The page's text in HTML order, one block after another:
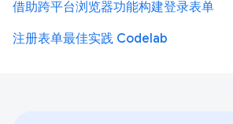
借助跨平台浏览器功能构建登录表单
注册表单最佳实践 Codelab